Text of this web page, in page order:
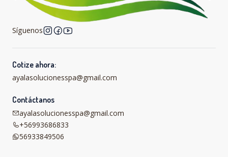
Síguenos
Cotize ahora:
ayalasolucionesspa@gmail.com
Contáctanos
ayalasolucionesspa@gmail.com
+56993686833
56933849506